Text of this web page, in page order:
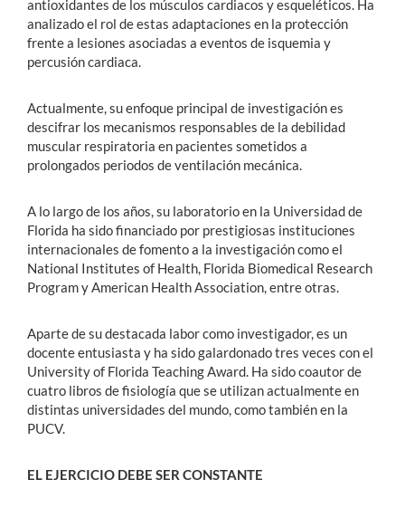
antioxidantes de los músculos cardiacos y esqueléticos. Ha
analizado el rol de estas adaptaciones en la protección
frente a lesiones asociadas a eventos de isquemia y
percusión cardiaca.
Actualmente, su enfoque principal de investigación es
descifrar los mecanismos responsables de la debilidad
muscular respiratoria en pacientes sometidos a
prolongados periodos de ventilación mecánica.
A lo largo de los años, su laboratorio en la Universidad de
Florida ha sido financiado por prestigiosas instituciones
internacionales de fomento a la investigación como el
National Institutes of Health, Florida Biomedical Research
Program y American Health Association, entre otras.
Aparte de su destacada labor como investigador, es un
docente entusiasta y ha sido galardonado tres veces con el
University of Florida Teaching Award. Ha sido coautor de
cuatro libros de fisiología que se utilizan actualmente en
distintas universidades del mundo, como también en la
PUCV.
EL EJERCICIO DEBE SER CONSTANTE